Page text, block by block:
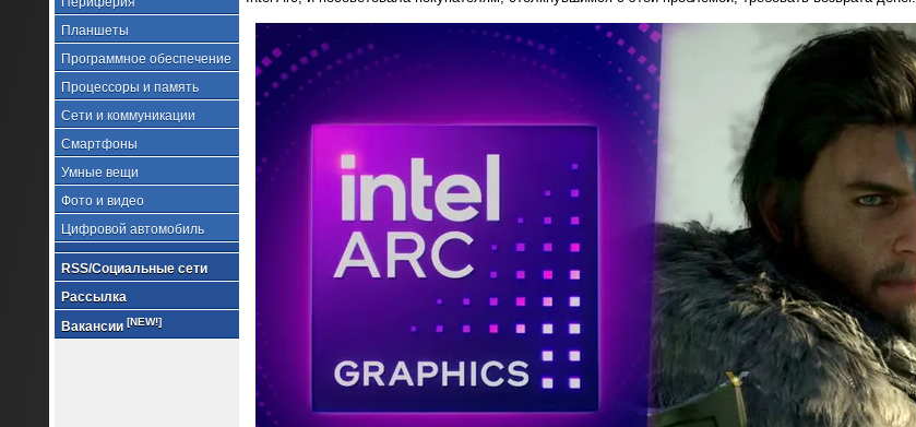
Планшеты
Программное обеспечение
Процессоры и память
Сети и коммуникации
Смартфоны
Умные вещи
Фото и видео
Цифровой автомобиль
RSS/Социальные сети
Рассылка
Вакансии [NEW!]